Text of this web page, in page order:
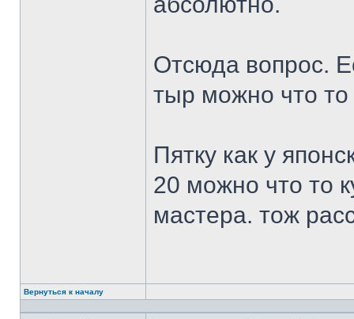
Отсюда вопрос.
тыр можно что
Пятку как у
20 можно что то
мастера. тож
Вернуться к началу